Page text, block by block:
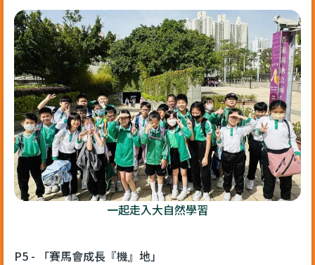
一起走入大自然學習
P5 - 「賽馬會成長『機』地」